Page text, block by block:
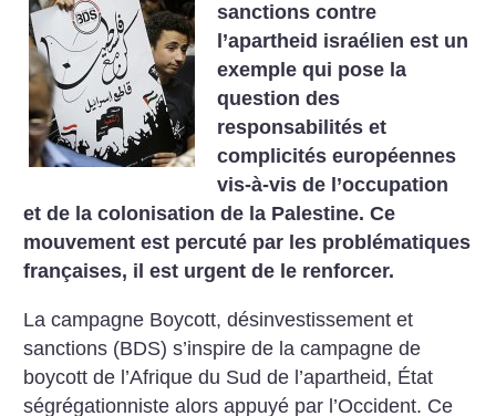
sanctions contre
l’apartheid israélien est un
exemple qui pose la
question des
responsabilités et
complicités européennes
vis-à-vis de l’occupation
et de la colonisation de la Palestine. Ce
mouvement est percuté par les problématiques
françaises, il est urgent de le renforcer.
La campagne Boycott, désinvestissement et
sanctions (BDS) s’inspire de la campagne de
boycott de l’Afrique du Sud de l’apartheid, État
ségrégationniste alors appuyé par l’Occident. Ce